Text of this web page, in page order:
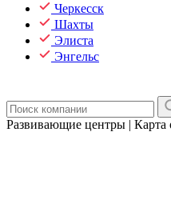
Черкесск
Шахты
Элиста
Энгельс
Развивающие центры | Карта